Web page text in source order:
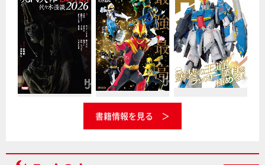
書籍情報を見る